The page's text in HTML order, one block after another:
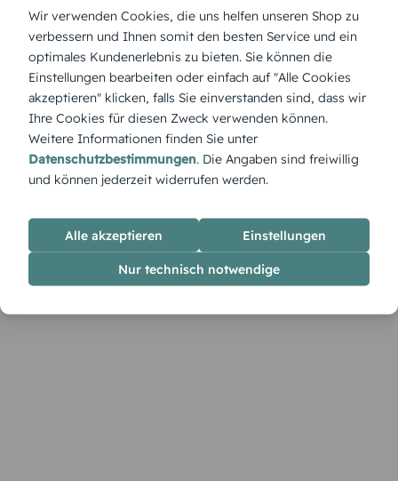
ÜBERBLICK:
Produktbeschreibung
„Geschäftlich – Kreidentanne“ erinnert an eine liebevoll
gestaltete Kreidetafel – kreativ, herzlich und charmant.
Wir verwenden Cookies, die uns helfen unseren Shop zu
verbessern und Ihnen somit den besten Service und ein
optimales Kundenerlebnis zu bieten. Sie können die
Einstellungen bearbeiten oder einfach auf "Alle Cookies
akzeptieren" klicken, falls Sie einverstanden sind, dass wir
Ihre Cookies für diesen Zweck verwenden können.
Weitere Informationen finden Sie unter
Datenschutzbestimmungen. Die Angaben sind freiwillig
und können jederzeit widerrufen werden.
Alle akzeptieren Einstellungen
Nur technisch notwendige